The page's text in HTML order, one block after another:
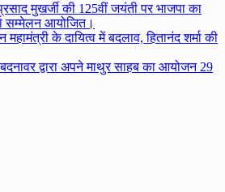
मुखर्जी की 125वीं जयंती पर भाजपा का
सम्मेलन आयोजित।
के दायित्व में बदलाव, हितानंद शर्मा की
द्वारा अपने माथुर साहब का आयोजन 29